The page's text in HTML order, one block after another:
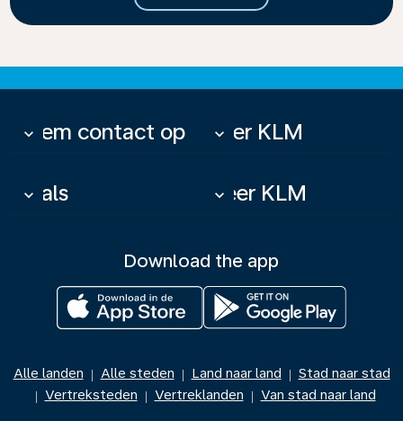
Neem contact op
keyboard_arrow_down Over KLM
keyboard_arrow_down
Deals
keyboard_arrow_down Meer KLM
keyboard_arrow_down
Download the app
Alle landen | Alle steden | Land naar land | Stad naar stad
| Vertreksteden | Vertreklanden | Van stad naar land